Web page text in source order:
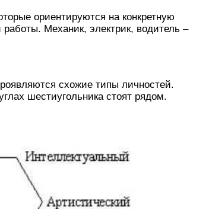
ориентируются на конкретную
Механик, электрик, водитель –
схожие типы личностей.
шестиугольника стоят рядом.